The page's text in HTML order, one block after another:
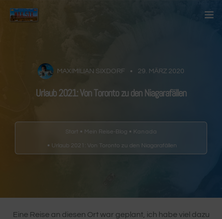
Über mich
Kontakt
MAXIMILIAN SIXDORF 29. MÄRZ 2020
Urlaub 2021: Von Toronto zu den Niagarafällen
Start Mein Reise-Blog Kanada
Urlaub 2021: Von Toronto zu den Niagarafällen
Eine Reise an diesen Ort war geplant, ich habe viel dazu